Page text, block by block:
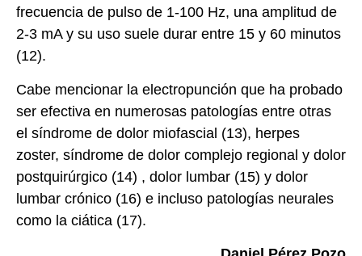
frecuencia de pulso de 1-100 Hz, una amplitud de
2-3 mA y su uso suele durar entre 15 y 60 minutos
(12).
Cabe mencionar la electropunción que ha probado
ser efectiva en numerosas patologías entre otras
el síndrome de dolor miofascial (13), herpes
zoster, síndrome de dolor complejo regional y dolor
postquirúrgico (14) , dolor lumbar (15) y dolor
lumbar crónico (16) e incluso patologías neurales
como la ciática (17).